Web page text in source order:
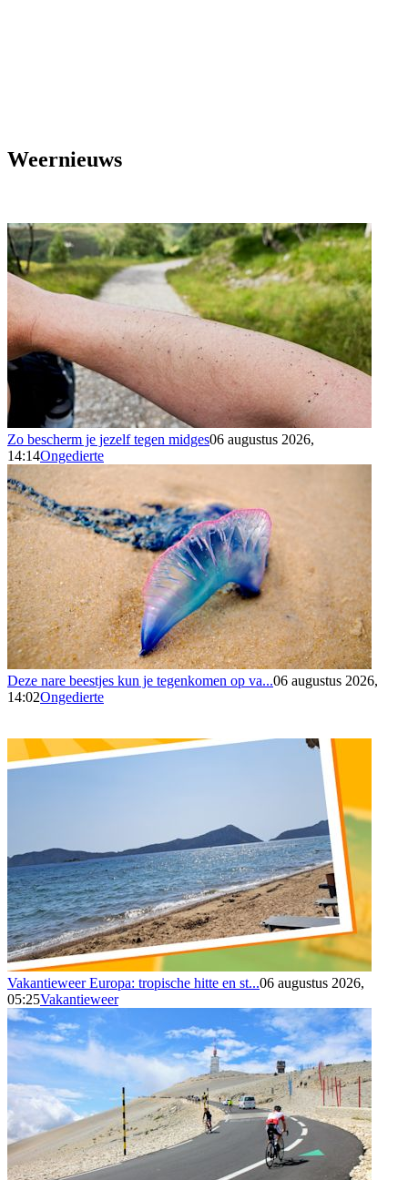
Weernieuws
Zo bescherm je jezelf tegen midges06 augustus 2026,
14:14Ongedierte
Deze nare beestjes kun je tegenkomen op va...06 augustus 2026,
14:02Ongedierte
Vakantieweer Europa: tropische hitte en st...06 augustus 2026,
05:25Vakantieweer